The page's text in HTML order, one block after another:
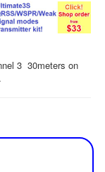
3 30meters on